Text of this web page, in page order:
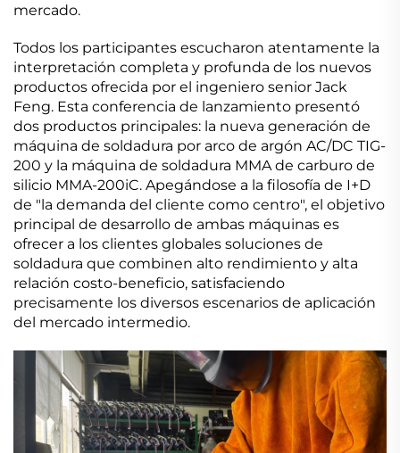
mercado.
Todos los participantes escucharon atentamente la
interpretación completa y profunda de los nuevos
productos ofrecida por el ingeniero senior Jack
Feng. Esta conferencia de lanzamiento presentó
dos productos principales: la nueva generación de
máquina de soldadura por arco de argón AC/DC TIG-
200 y la máquina de soldadura MMA de carburo de
silicio MMA-200iC. Apegándose a la filosofía de I+D
de "la demanda del cliente como centro", el objetivo
principal de desarrollo de ambas máquinas es
ofrecer a los clientes globales soluciones de
soldadura que combinen alto rendimiento y alta
relación costo-beneficio, satisfaciendo
precisamente los diversos escenarios de aplicación
del mercado intermedio.